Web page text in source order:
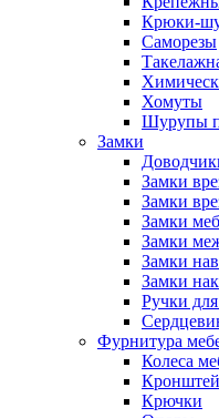
Крюки-
Саморезы
Хомуты
Шурупы
Замки
Замки
Замки
Замки
Замки
Замки
Замки
Ручки
Фурнитура
Колеса
Крючки